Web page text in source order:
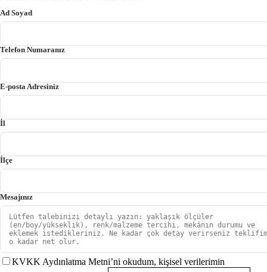
Ad Soyad
Telefon Numaranız
E-posta Adresiniz
İl
İlçe
Mesajınız
KVKK Aydınlatma Metni’ni okudum, kişisel verilerimin